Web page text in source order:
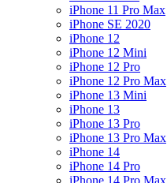
iPhone 11 Pro Max
iPhone SE 2020
iPhone 12
iPhone 12 Mini
iPhone 12 Pro
iPhone 12 Pro Max
iPhone 13 Mini
iPhone 13
iPhone 13 Pro
iPhone 13 Pro Max
iPhone 14
iPhone 14 Pro
iPhone 14 Pro Max